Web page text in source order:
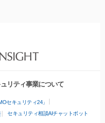
リティ事業について
セキュリティ24」
セキュリティ相談AIチャットボット